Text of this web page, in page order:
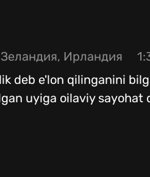
Ирландия
deb e'lon qilinganini
uyiga oilaviy sayohat